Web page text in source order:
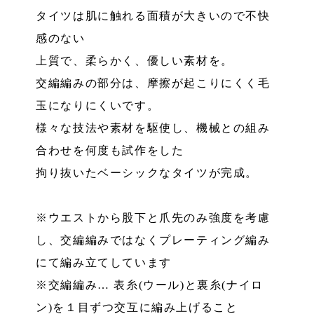
タイツは肌に触れる面積が大きいので不快
感のない
上質で、柔らかく、優しい素材を。
交編編みの部分は、摩擦が起こりにくく毛
玉になりにくいです。
様々な技法や素材を駆使し、機械との組み
合わせを何度も試作をした
拘り抜いたベーシックなタイツが完成。
※ウエストから股下と爪先のみ強度を考慮
し、交編編みではなくプレーティング編み
にて編み立てしています
※交編編み… 表糸(ウール)と裏糸(ナイロ
ン)を１目ずつ交互に編み上げること